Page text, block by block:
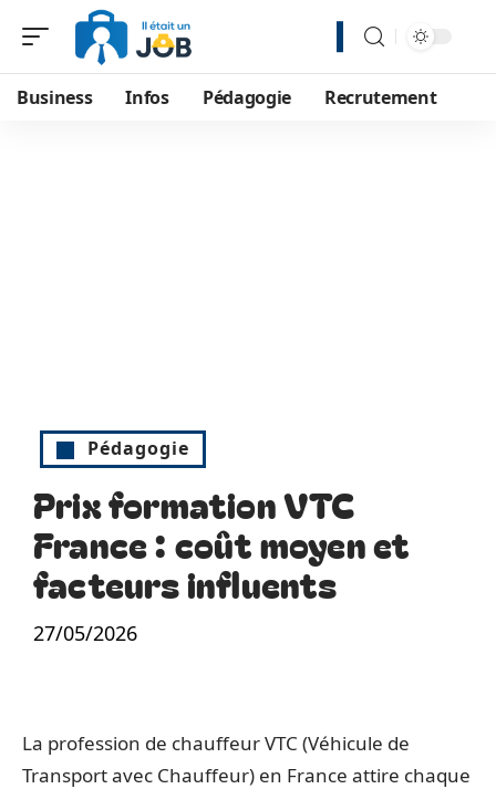
Business Infos Pédagogie Recrutement
Pédagogie
Prix formation VTC
France : coût moyen et
facteurs influents
27/05/2026
La profession de chauffeur VTC (Véhicule de
Transport avec Chauffeur) en France attire chaque